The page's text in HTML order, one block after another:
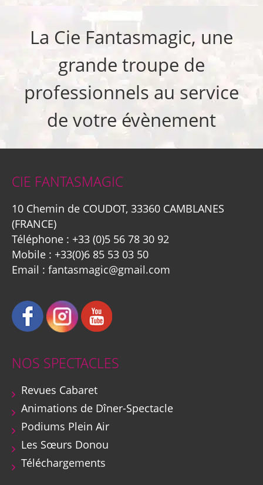
La Cie Fantasmagic, une
grande troupe de
professionnels au service
de votre évènement
CIE FANTASMAGIC
10 Chemin de COUDOT, 33360 CAMBLANES
(FRANCE)
Téléphone : +33 (0)5 56 78 30 92
Mobile : +33(0)6 85 53 03 50
Email : fantasmagic@gmail.com
NOS SPECTACLES
Revues Cabaret
Animations de Dîner-Spectacle
Podiums Plein Air
Les Sœurs Donou
Téléchargements